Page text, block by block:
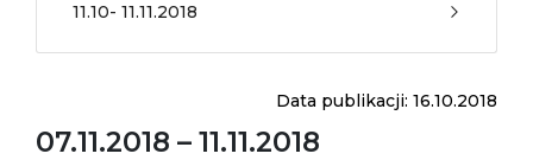
11.10- 11.11.2018
Data publikacji: 16.10.2018
07.11.2018 – 11.11.2018